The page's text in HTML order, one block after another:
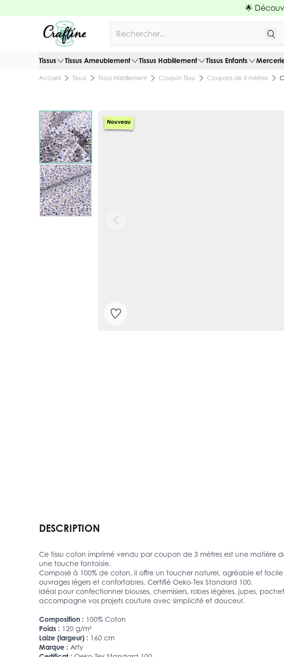
🌟
Tissus Tissus Ameublement Tissus Habillement Tissus Enfants
Accueil Tissus Tissus Habillement Coupon Tissu Coupons de 3 mètres
Nouveau
DESCRIPTION
Ce tissu coton imprimé vendu par coupon de 3 mètres est une
une touche fantaisie.
Composé à 100% de coton, il offre un toucher naturel, agréable et
ouvrages légers et confortables. Certifié Oeko-Tex Standard 100.
Idéal pour confectionner blouses, chemisiers, robes légères, jupes,
accompagne vos projets couture avec simplicité et douceur.
Composition : 100% Coton
Poids : 120 g/m²
Laize (largeur) : 160 cm
Marque : Arty